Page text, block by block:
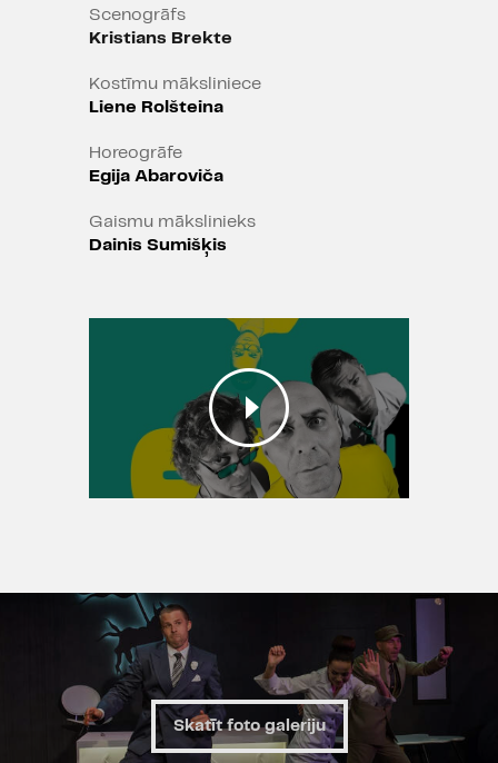
Scenogrāfs
Kristians Brekte
Kostīmu māksliniece
Liene Rolšteina
Horeogrāfe
Egija Abaroviča
Gaismu mākslinieks
Dainis Sumišķis
Skatīt foto galeriju